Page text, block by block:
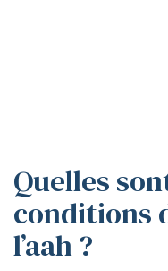
Quelles
conditions
l’aah ?